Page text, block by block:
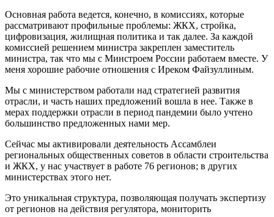
Основная работа ведется, конечно, в комиссиях, которые
рассматривают профильные проблемы: ЖКХ, стройка,
цифровизация, жилищная политика и так далее. За каждой
комиссией решением министра закреплен заместитель
министра, так что мы с Минстроем России работаем вместе. У
меня хорошие рабочие отношения с Иреком Файзуллиным.
Мы с министерством работали над стратегией развития
отрасли, и часть наших предложений вошла в нее. Также в
мерах поддержки отрасли в период пандемии было учтено
большинство предложенных нами мер.
Сейчас мы активировали деятельность Ассамблеи
региональных общественных советов в области строительства
и ЖКХ, у нас участвует в работе 76 регионов; в других
министерствах этого нет.
Это уникальная структура, позволяющая получать экспертизу
от регионов на действия регулятора, мониторить